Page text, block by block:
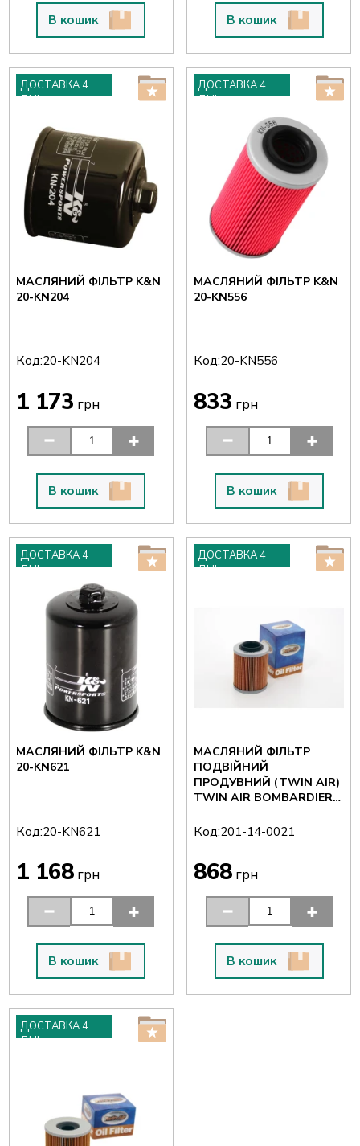
В кошик В кошик
ДОСТАВКА 4
ДНІ
МАСЛЯНИЙ ФІЛЬТР K&N
20-KN204
Код:20-KN204
1 173 грн
В кошик
ДОСТАВКА 4
ДНІ
МАСЛЯНИЙ ФІЛЬТР K&N
20-KN556
Код:20-KN556
833 грн
В кошик
ДОСТАВКА 4
ДНІ
МАСЛЯНИЙ ФІЛЬТР K&N
20-KN621
Код:20-KN621
1 168грн
В кошик
ДОСТАВКА 4
ДНІ
МАСЛЯНИЙ ФІЛЬТР
ПОДВІЙНИЙ
ПРОДУВНИЙ (TWIN AIR)
TWIN AIR BOMBARDIER
Код:201-14-0021
868 грн
В кошик
ДОСТАВКА 4
ДНІ